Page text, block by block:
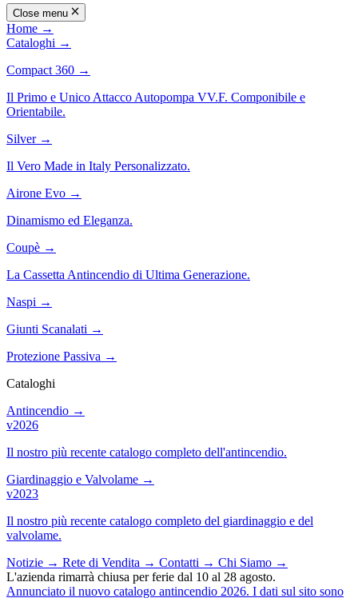
Close menu
Home →
Cataloghi →
Compact 360 →
Il Primo e Unico Attacco Autopompa VV.F. Componibile e
Orientabile.
Silver →
Il Vero Made in Italy Personalizzato.
Airone Evo →
Dinamismo ed Eleganza.
Coupè →
La Cassetta Antincendio di Ultima Generazione.
Naspi →
Giunti Scanalati →
Protezione Passiva →
Cataloghi
Antincendio →
v2026
Il nostro più recente catalogo completo dell'antincendio.
Giardinaggio e Valvolame →
v2023
Il nostro più recente catalogo completo del giardinaggio e del
valvolame.
Notizie → Rete di Vendita → Contatti → Chi Siamo →
L'azienda rimarrà chiusa per ferie dal 10 al 28 agosto.
Annunciato il nuovo catalogo antincendio 2026. I dati sul sito sono